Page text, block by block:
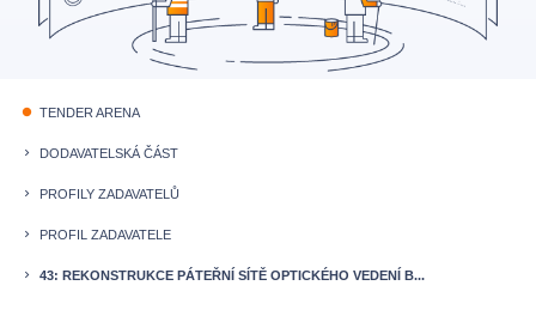
fiber_manual_record TENDER ARENA
keyboard_arrow_right DODAVATELSKÁ ČÁST
keyboard_arrow_right PROFILY ZADAVATELŮ
keyboard_arrow_right PROFIL ZADAVATELE
keyboard_arrow_right 43: REKONSTRUKCE PÁTEŘNÍ SÍTĚ OPTICKÉHO VEDENÍ B...